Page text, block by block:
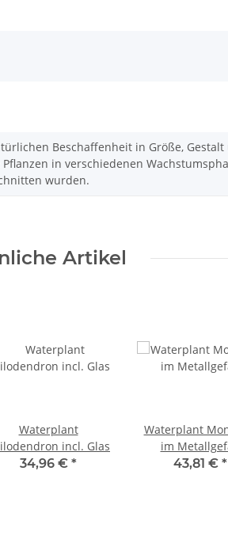
Beschaffenheit in Größe,
in verschiedenen
wurden.
Artikel
Waterplant
incl. Glas
34,96 € *
Waterplant
im
43,81 € *